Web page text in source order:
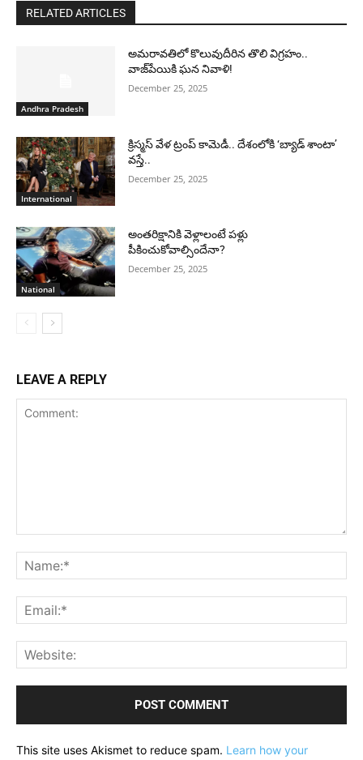
RELATED ARTICLES
Andhra Pradesh
అమరావతిలో కొలువుదీరిన తొలి విగ్రహం..
వాజ్‌పేయికి ఘన నివాళి!
December 25, 2025
International
క్రిస్మస్ వేళ ట్రంప్ కామెడీ.. దేశంలోకి ‘బ్యాడ్ శాంటా’
వస్తే..
December 25, 2025
National
అంతరిక్షానికి వెళ్లాలంటే పళ్లు
పీకించుకోవాల్సిందేనా?
December 25, 2025
LEAVE A REPLY
This site uses Akismet to reduce spam. Learn how your